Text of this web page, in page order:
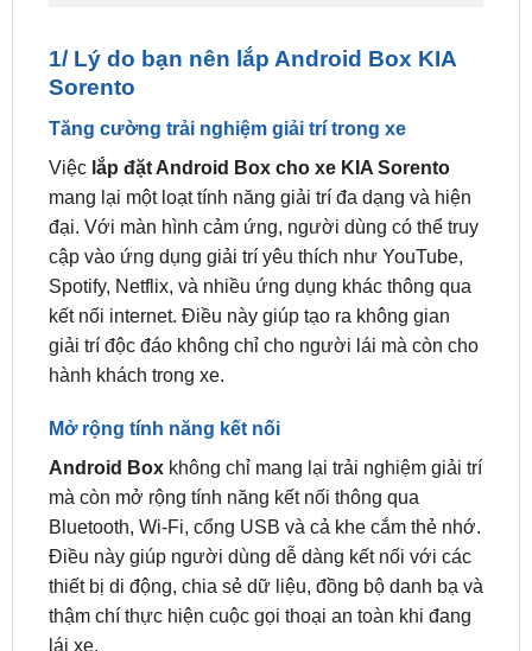
Tăng cường trải nghiệm giải trí trong xe
mang lại một loạt tính năng giải trí đa dạng và hiện
đại. Với màn hình cảm ứng, người dùng có thể truy
cập vào ứng dụng giải trí yêu thích như YouTube,
Spotify, Netflix, và nhiều ứng dụng khác thông qua
kết nối internet. Điều này giúp tạo ra không gian
giải trí độc đáo không chỉ cho người lái mà còn cho
hành khách trong xe.
Mở rộng tính năng kết nối
mà còn mở rộng tính năng kết nối thông qua
Bluetooth, Wi-Fi, cổng USB và cả khe cắm thẻ nhớ.
Điều này giúp người dùng dễ dàng kết nối với các
thiết bị di động, chia sẻ dữ liệu, đồng bộ danh bạ và
thậm chí thực hiện cuộc gọi thoại an toàn khi đang
lái xe.
Nâng cao tính tiện ích và an toàn khi di chuyển